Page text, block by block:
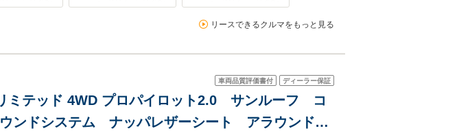
リースできるクルマをもっと見る
車両品質評価書付 ディーラー保証
ミテッド 4WD プロパイロット2.0 サンルーフ コ
ンドシステム ナッパレザーシート アラウンドビ